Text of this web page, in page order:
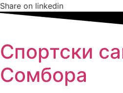
Share on linkedin
Спортски
Сомбора​